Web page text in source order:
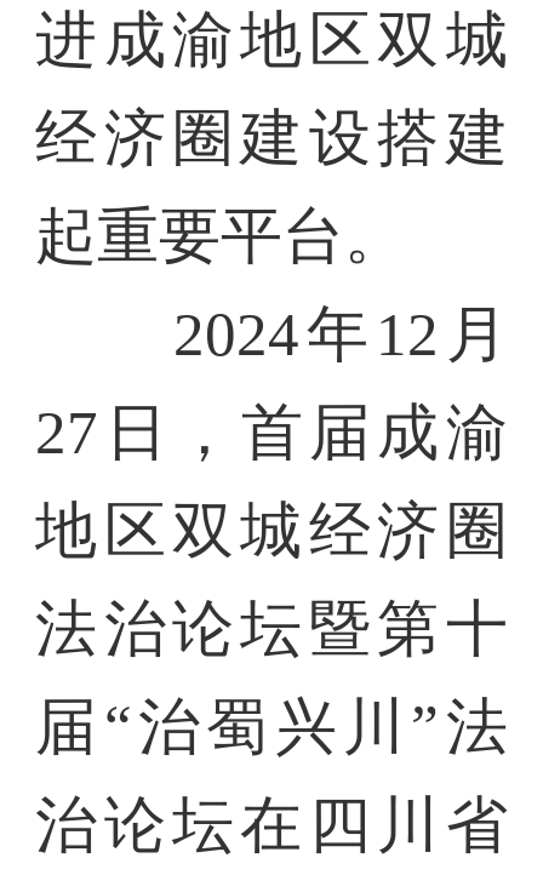
进成渝地区双城
经济圈建设搭建
起重要平台。
2024年12月
27日，首届成渝
地区双城经济圈
法治论坛暨第十
届“治蜀兴川”法
治论坛在四川省